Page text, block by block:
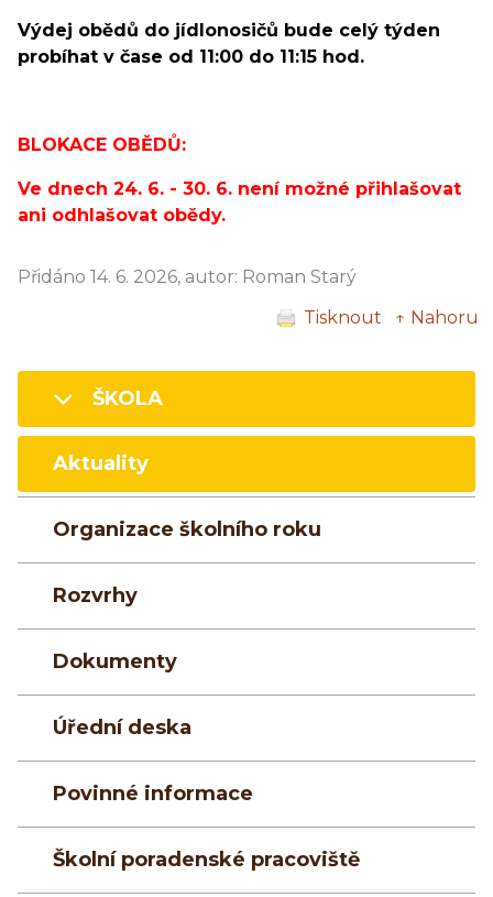
Výdej obědů do jídlonosičů bude celý týden
probíhat v čase od 11:00 do 11:15 hod.
BLOKACE OBĚDŮ:
Ve dnech 24. 6. - 30. 6. není možné přihlašovat
ani odhlašovat obědy.
Přidáno 14. 6. 2026, autor: Roman Starý
Tisknout
↑ Nahoru
ŠKOLA
Aktuality
Organizace školního roku
Rozvrhy
Dokumenty
Úřední deska
Povinné informace
Školní poradenské pracoviště